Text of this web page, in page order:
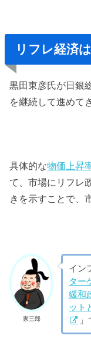
リフレ経済
黒田東彦氏が日銀
を継続して進めて
具体的な物価上昇
て、市場にリフレ
きを示すことで、
家三郎
イン
ター
緩和
ット